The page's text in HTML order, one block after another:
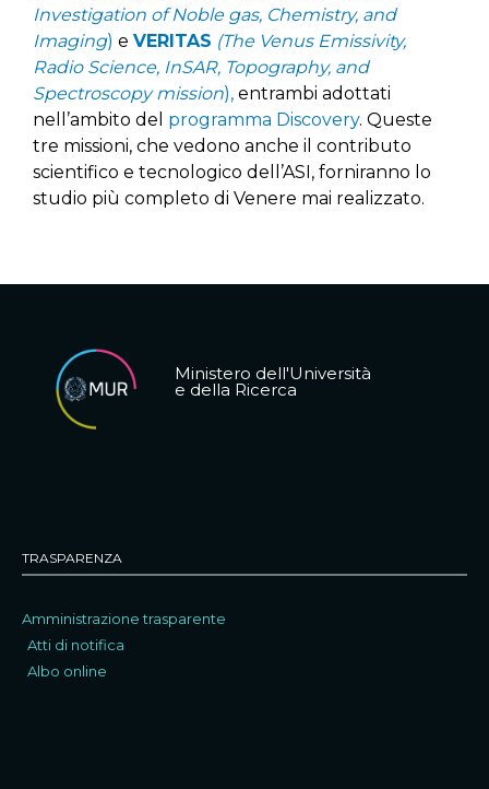
Investigation of Noble gas, Chemistry, and
Imaging) e VERITAS (The Venus Emissivity,
Radio Science, InSAR, Topography, and
Spectroscopy mission), entrambi adottati
nell’ambito del programma Discovery. Queste
tre missioni, che vedono anche il contributo
scientifico e tecnologico dell’ASI, forniranno lo
studio più completo di Venere mai realizzato.
Ministero dell'Università
e della Ricerca
TRASPARENZA
Amministrazione trasparente
Atti di notifica
Albo online